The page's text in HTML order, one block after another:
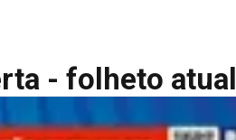
- folheto atual